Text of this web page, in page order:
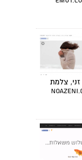
צלמת